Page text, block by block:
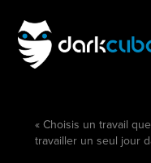
« Choisis un travail
travailler un seul jour